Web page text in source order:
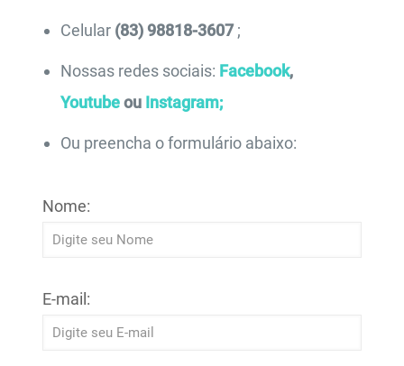
Celular (83) 98818-3607 ;
Nossas redes sociais: Facebook,
Youtubeou Instagram;
Ou preencha o formulário abaixo:
Nome:
E-mail: